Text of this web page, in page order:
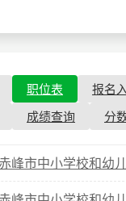
查询
数线
真题
成绩
分
历年
职位表 报名
成绩查询 分
峰市中小学校和幼